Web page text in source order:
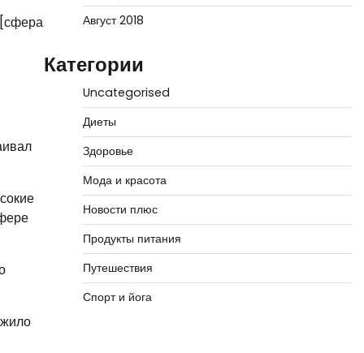
Август 2018
Категории
Uncategorised
Диеты
Здоровье
Мода и красота
Новости плюс
Продукты питания
Путешествия
Спорт и йога